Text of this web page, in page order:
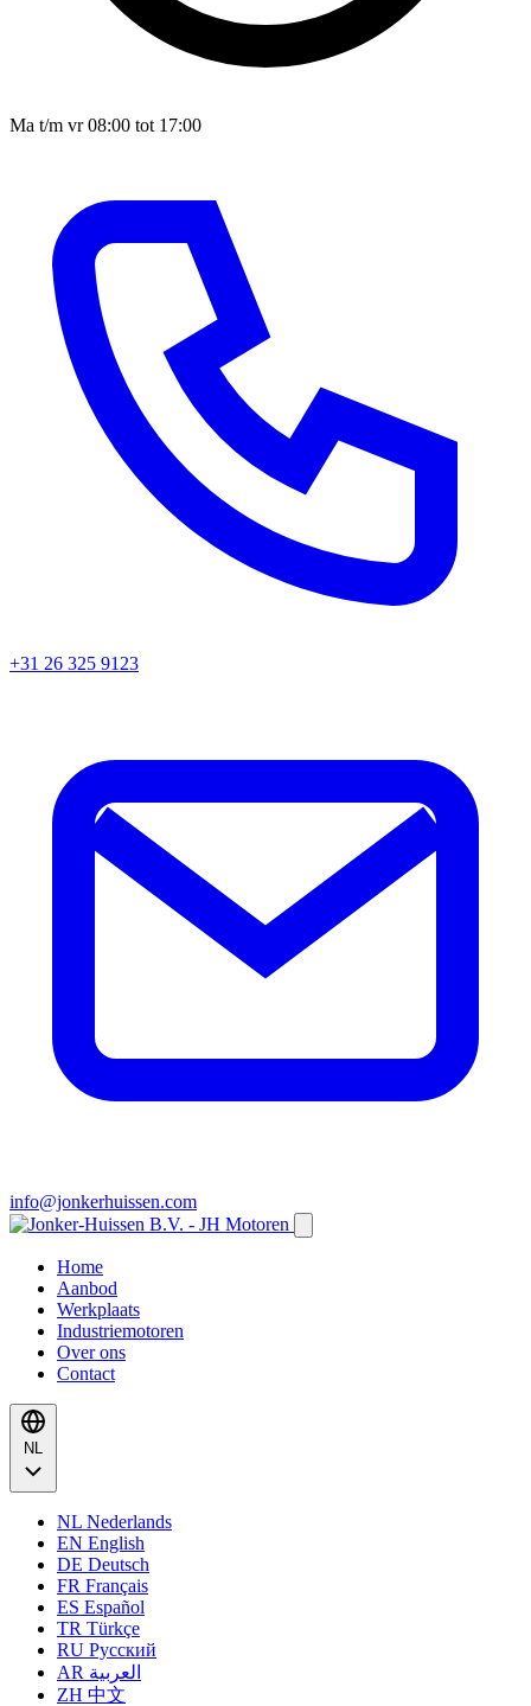
Ma t/m vr 08:00 tot 17:00
+31 26 325 9123
info@jonkerhuissen.com
Home
Aanbod
Werkplaats
Industriemotoren
Over ons
Contact
NL
NL Nederlands
EN English
DE Deutsch
FR Français
ES Español
TR Türkçe
RU Русский
AR العربية
ZH 中文